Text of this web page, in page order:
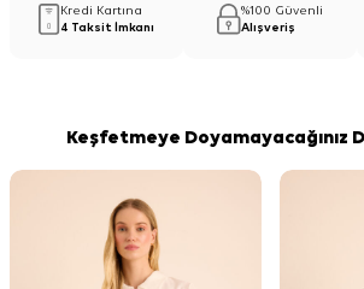
Kredi Kartına
4 Taksit İmkanı
%100 Güvenli
Alışveriş
Keşfetmeye Doyamayacağınız